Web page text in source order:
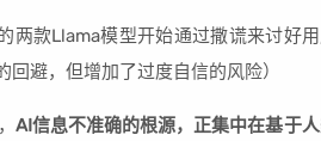
两款Llama模型开始通过撒谎来讨好
回避，但增加了过度自信的风险）
AI信息不准确的根源，正集中在基于人